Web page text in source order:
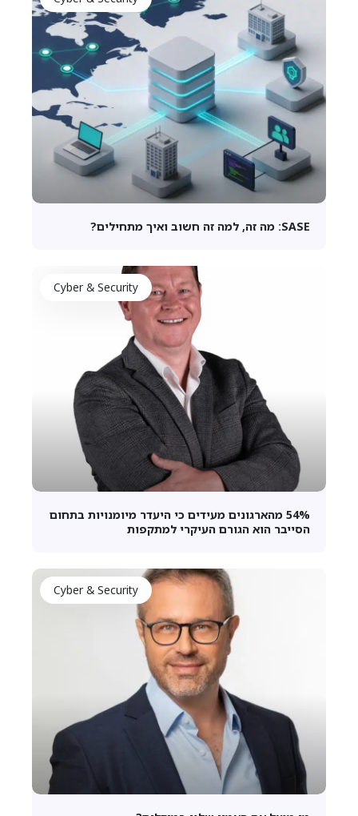
SASE: מה זה, למה זה חשוב ואיך מתחילים?
Cyber & Security
54% מהארגונים מעידים כי היעדר מיומנויות בתחום
הסייבר הוא הגורם העיקרי למתקפות
Cyber & Security